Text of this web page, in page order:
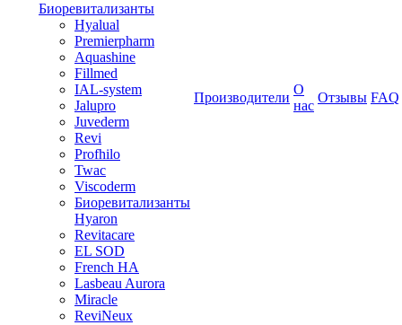
Биоревитализанты
Hyalual
Premierpharm
Aquashine
Fillmed
IAL-system
Jalupro
Juvederm
Revi
Profhilo
Twac
Viscoderm
Биоревитализанты
Hyaron
Revitacare
EL SOD
French HA
Lasbeau Aurora
Miracle
ReviNeux
Производители
О
нас
Отзывы FAQ